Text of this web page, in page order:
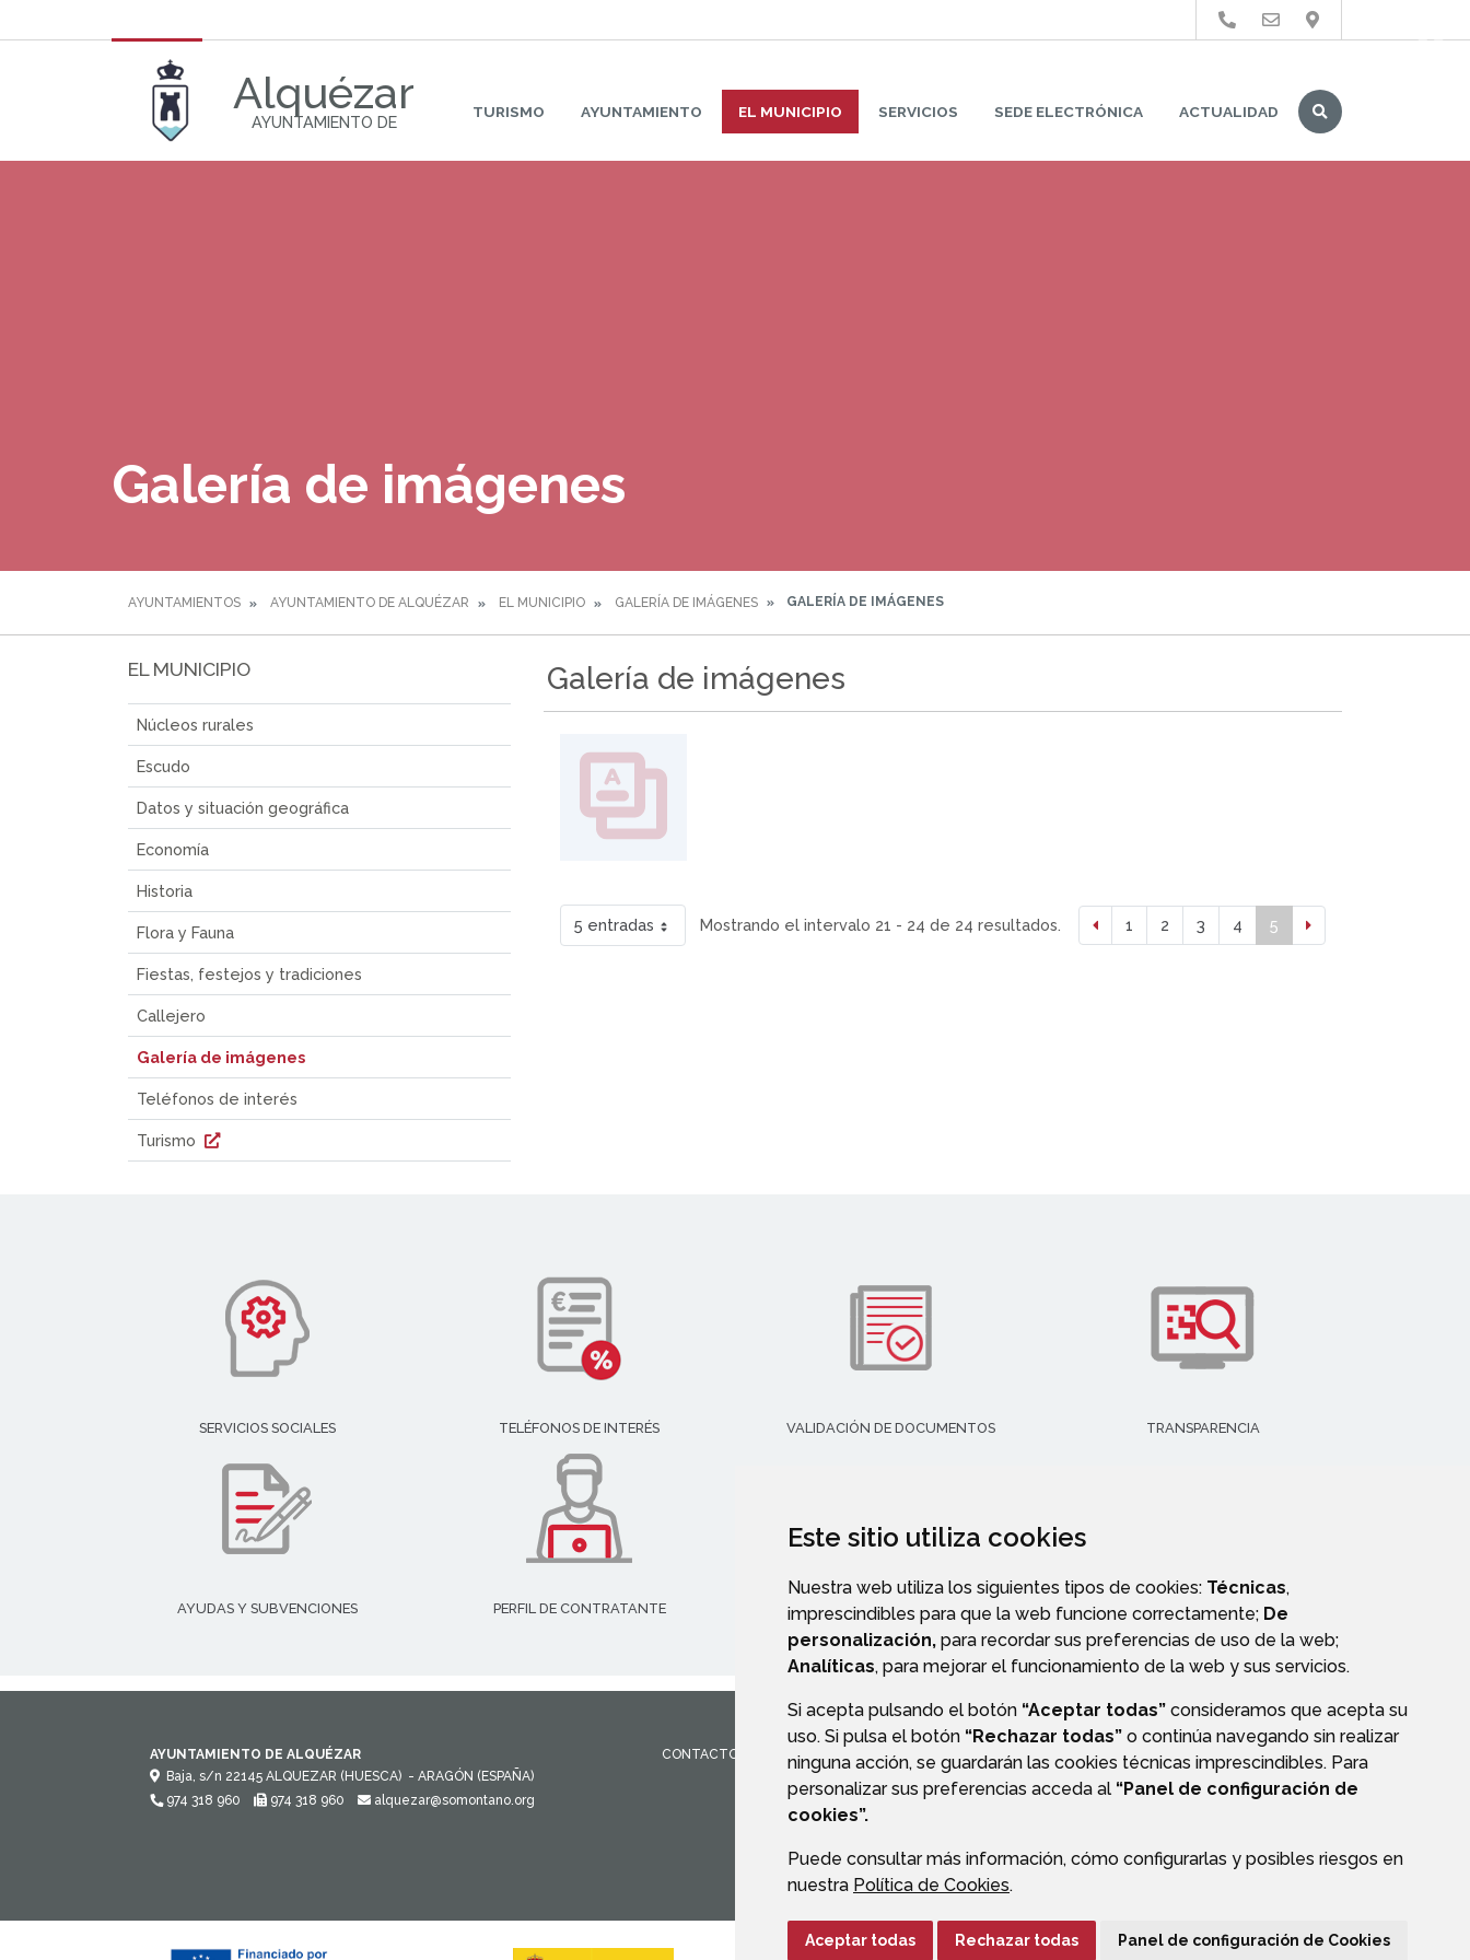
Este sitio utiliza cookies
Nuestra web utiliza los siguientes tipos de cookies: Técnicas,
imprescindibles para que la web funcione correctamente; De
personalización, para recordar sus preferencias de uso de la web;
Analíticas, para mejorar el funcionamiento de la web y sus servicios.
Si acepta pulsando el botón “Aceptar todas” consideramos que acepta su
uso. Si pulsa el botón “Rechazar todas” o continúa navegando sin realizar
ninguna acción, se guardarán las cookies técnicas imprescindibles. Para
personalizar sus preferencias acceda al “Panel de configuración de
cookies”.
Puede consultar más información, cómo configurarlas y posibles riesgos en
nuestra Política de Cookies.
Aceptar todas Rechazar todas Panel de configuración de Cookies
Alquézar
AYUNTAMIENTO DE
TURISMO AYUNTAMIENTO EL MUNICIPIO SERVICIOS SEDE ELECTRÓNICA ACTUALIDAD
Buscar
Galería de imágenes
AYUNTAMIENTOS AYUNTAMIENTO DE ALQUÉZAR EL MUNICIPIO GALERÍA DE IMÁGENES GALERÍA DE IMÁGENES
EL MUNICIPIO
Núcleos rurales
Escudo
Datos y situación geográfica
Economía
Historia
Flora y Fauna
Fiestas, festejos y tradiciones
Callejero
Galería de imágenes
Teléfonos de interés
Turismo
Galería de imágenes
5 entradas Mostrando el intervalo 21 - 24 de 24 resultados. 1 2 3 4 5
SERVICIOS SOCIALES TELÉFONOS DE INTERÉS VALIDACIÓN DE DOCUMENTOS TRANSPARENCIA
AYUDAS Y SUBVENCIONES PERFIL DE CONTRATANTE
AYUNTAMIENTO DE ALQUÉZAR
Baja, s/n 22145 ALQUEZAR (HUESCA) - ARAGÓN (ESPAÑA)
974 318 960
974 318 960 alquezar@somontano.org
CONTACTO MAPA WEB AVISO LEGAL PROTECCIÓN DE DATOS ACCESIBILIDAD POLÍTICA DE COOKIES
ENLACE EXTERNO